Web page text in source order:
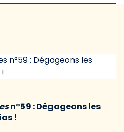
n°59 : Dégageons les
!